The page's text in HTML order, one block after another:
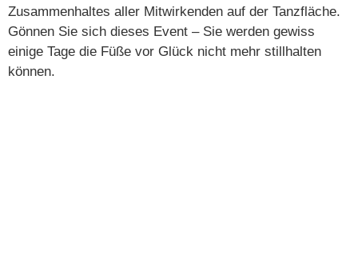
Zusammenhaltes aller Mitwirkenden auf der Tanzfläche.
Gönnen Sie sich dieses Event – Sie werden gewiss
einige Tage die Füße vor Glück nicht mehr stillhalten
können.